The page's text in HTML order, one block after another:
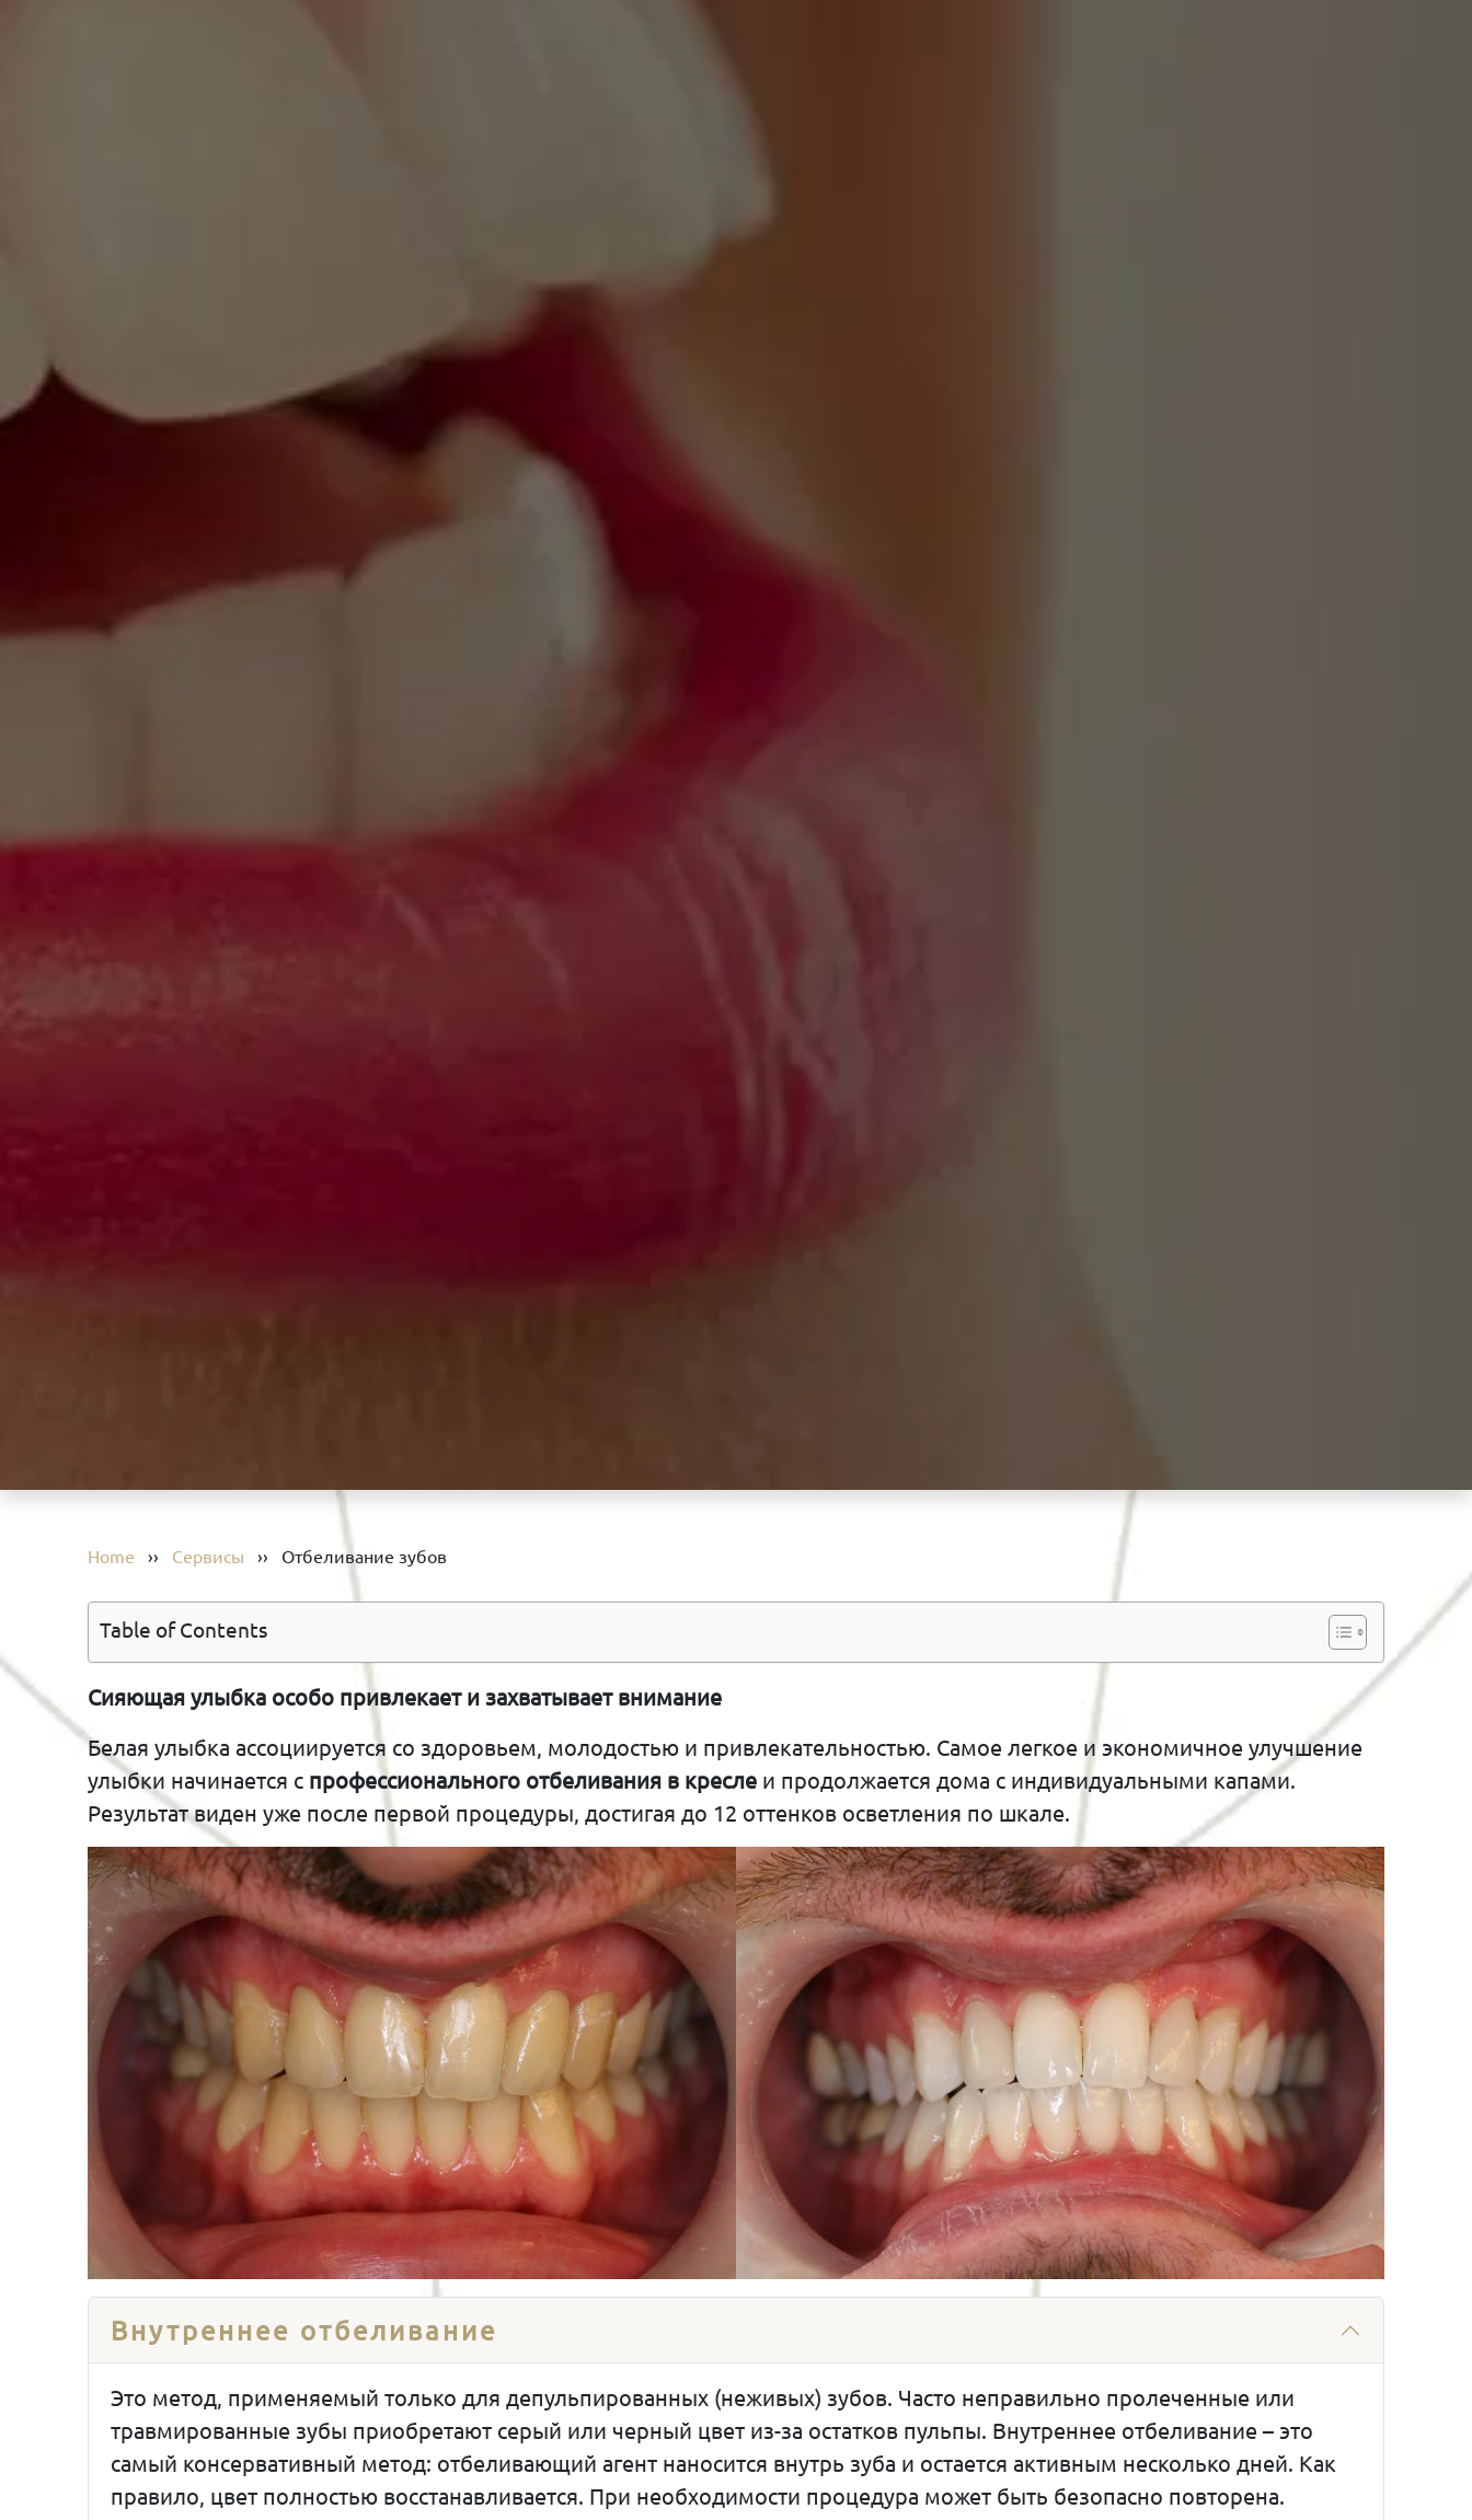
Home ›› Сервисы ›› Отбеливание зубов
Table of Contents
Сияющая улыбка особо привлекает и захватывает внимание
Белая улыбка ассоциируется со здоровьем, молодостью и привлекательностью. Самое легкое и экономичное улучшение
улыбки начинается с профессионального отбеливания в кресле и продолжается дома с индивидуальными капами.
Результат виден уже после первой процедуры, достигая до 12 оттенков осветления по шкале.
Внутреннее отбеливание
Это метод, применяемый только для депульпированных (неживых) зубов. Часто неправильно пролеченные или
травмированные зубы приобретают серый или черный цвет из-за остатков пульпы. Внутреннее отбеливание – это
самый консервативный метод: отбеливающий агент наносится внутрь зуба и остается активным несколько дней. Как
правило, цвет полностью восстанавливается. При необходимости процедура может быть безопасно повторена.